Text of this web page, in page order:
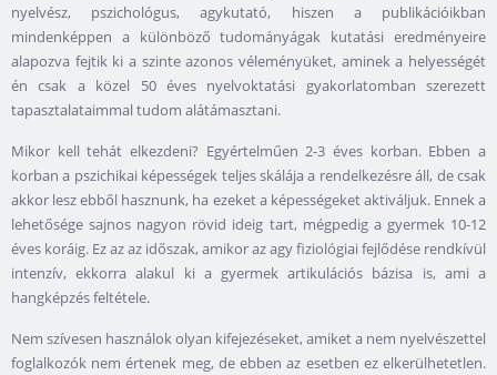
nyelvész, pszichológus, agykutató, hiszen a publikációikban
mindenképpen a különböző tudományágak kutatási eredményeire
alapozva fejtik ki a szinte azonos véleményüket, aminek a helyességét
én csak a közel 50 éves nyelvoktatási gyakorlatomban szerezett
tapasztalataimmal tudom alátámasztani.
Mikor kell tehát elkezdeni? Egyértelműen 2-3 éves korban. Ebben a
korban a pszichikai képességek teljes skálája a rendelkezésre áll, de csak
akkor lesz ebből hasznunk, ha ezeket a képességeket aktiváljuk. Ennek a
lehetősége sajnos nagyon rövid ideig tart, mégpedig a gyermek 10-12
éves koráig. Ez az az időszak, amikor az agy fiziológiai fejlődése rendkívül
intenzív, ekkorra alakul ki a gyermek artikulációs bázisa is, ami a
hangképzés feltétele.
Nem szívesen használok olyan kifejezéseket, amiket a nem nyelvészettel
foglalkozók nem értenek meg, de ebben az esetben ez elkerülhetetlen.